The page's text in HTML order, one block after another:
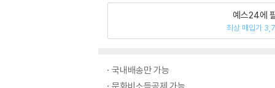
예스24에
최상 매입가
국내배송만 가능